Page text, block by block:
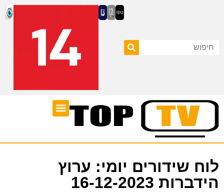
לוח שידורים יומי: ערוץ
הידברות 16-12-2023